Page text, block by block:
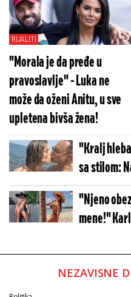
kesu: "Dobiće on
izađe
RIJALITI
"Morala je da pređe u
pravoslavlje" - Luka ne
može da oženi Anitu, u sve
upletena bivša žena!
"Kralj
sa stilom:
"Njeno
mene!"
NEZAVISNE